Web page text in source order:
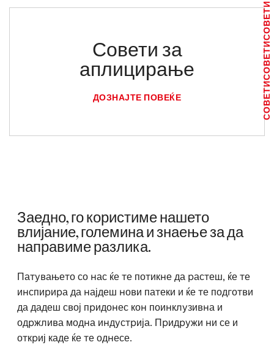
Совети за
аплицирање
ДОЗНАЈТЕ ПОВЕЌЕ СОВЕТИ
СОВЕТИ
СОВЕТИ
Заедно, го користиме нашето
влијание, големина и знаење за да
направиме разлика.
Патувањето со нас ќе те потикне да растеш, ќе те
инспирира да најдеш нови патеки и ќе те подготви
да дадеш свој придонес кон поинклузивна и
одржлива модна индустрија. Придружи ни се и
откриј каде ќе те однесе.